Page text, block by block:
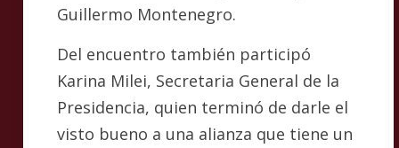
Guillermo Montenegro.
Del encuentro también participó
Karina Milei, Secretaria General de la
Presidencia, quien terminó de darle el
visto bueno a una alianza que tiene un